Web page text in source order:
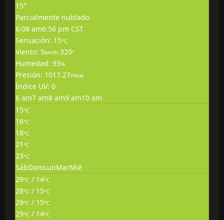
15°
Parcialmente nublado
6:08 am6:56 pm CST
Sensación: 15°C
Viento: 5km/h 320°
Humedad: 93%
Presión: 1017.27mbar
Índice UV: 0
6 am7 am8 am9 am10 am
15°C
16°C
18°C
21 °C
23°C
SábDomLunMarMié
29°C / 14°C
28°C / 15°C
29°C / 15°C
29°C / 14°C